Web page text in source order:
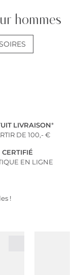
hommes
LIVRAISON*
DE 100,- €
CERTIFIÉ
EN LIGNE
!